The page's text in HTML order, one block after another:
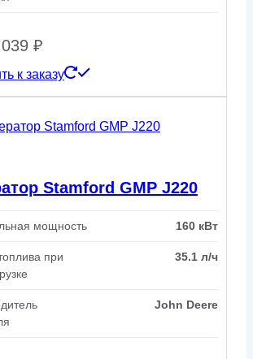
₽
к заказу
Stamford GMP J220
мощность 160 кВт
при
35.1 л/ч
John Deere